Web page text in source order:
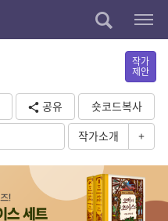
작가
제안
공유
숏코드복사
작가소개 +